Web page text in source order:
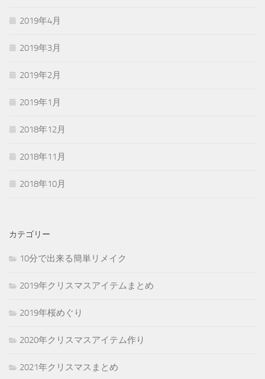
2019年4月
2019年3月
2019年2月
2019年1月
2018年12月
2018年11月
2018年10月
カテゴリー
10分で出来る簡単リメイク
2019年クリスマスアイテムまとめ
2019年桜めぐり
2020年クリスマスアイテム作り
2021年クリスマスまとめ